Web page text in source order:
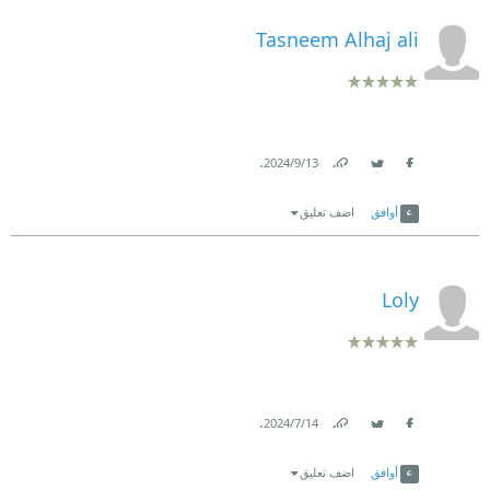
Tasneem Alhaj ali
13‏/9‏/2024
.
أوافق اضف تعليق
Loly
14‏/7‏/2024
.
أوافق اضف تعليق